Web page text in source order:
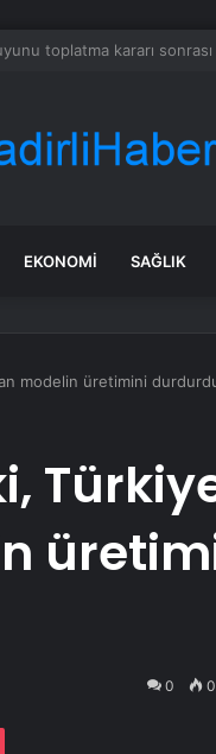
uçuşunda tarihi
EKONOMI SAĞLIK
modelin üretimini
0 0
Pocket